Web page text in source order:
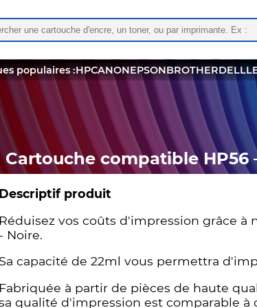
:
les résultats de l'auto-complétion sont
populaires :HPCANONEPSONBROTHERDELL
Cartouche compatible HP56
Descriptif produit
Réduisez vos coûts d'impression grâce à
- Noire.
Sa capacité de 22ml vous permettra
Fabriquée à partir de pièces de haute
qualité d'impression est comparable